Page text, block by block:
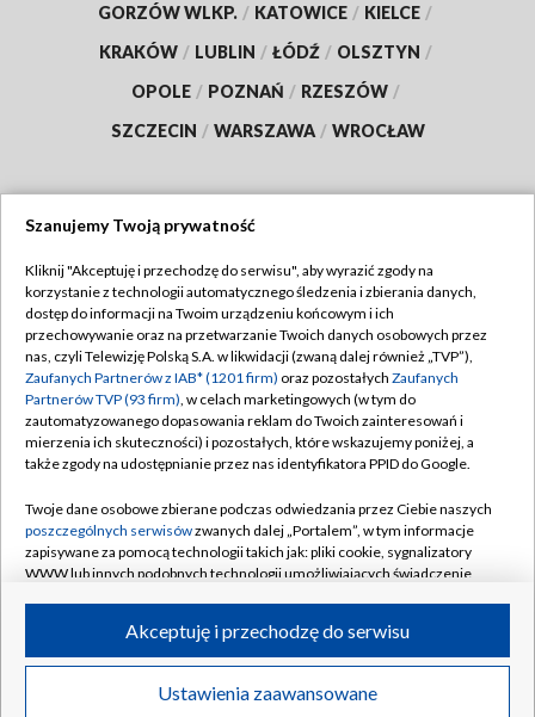
GORZÓW WLKP. / KATOWICE / KIELCE /
KRAKÓW / LUBLIN / ŁÓDŹ / OLSZTYN /
OPOLE / POZNAŃ / RZESZÓW /
SZCZECIN / WARSZAWA / WROCŁAW
TVP
Abonament TVP
Emisja w TVP
Centrum informacji TVP
Naziemna Telewizja Cyfrowa
Rada Programowa
System NOS
Informacje o nadawcy
Program dla prasy
Regulamin TVP
Polityka prywatności
Moje zgody
Pomoc
Kontakt
Kanały
©2026 Telewizja Polska S.A. w likwidacji
Szanujemy Twoją prywatność
Kliknij "Akceptuję i przechodzę do serwisu", aby wyrazić zgody na
korzystanie z technologii automatycznego śledzenia i zbierania danych,
dostęp do informacji na Twoim urządzeniu końcowym i ich
przechowywanie oraz na przetwarzanie Twoich danych osobowych przez
nas, czyli Telewizję Polską S.A. w likwidacji (zwaną dalej również „TVP”),
Zaufanych Partnerów z IAB* (1201 firm) oraz pozostałych Zaufanych
Partnerów TVP (93 firm), w celach marketingowych (w tym do
zautomatyzowanego dopasowania reklam do Twoich zainteresowań i
mierzenia ich skuteczności) i pozostałych, które wskazujemy poniżej, a
także zgody na udostępnianie przez nas identyfikatora PPID do Google.
Twoje dane osobowe zbierane podczas odwiedzania przez Ciebie naszych
poszczególnych serwisówzwanych dalej „Portalem”, w tym informacje
zapisywane za pomocą technologii takich jak: pliki cookie, sygnalizatory
WWW lub innych podobnych technologii umożliwiających świadczenie
ruchu w Internecie.
Twoje dane osobowe zbierane podczas odwiedzania przez Ciebie
poszczególnych serwisówna Portalu, takie jak adresy IP, identyfikatory
Ustawienia zaawansowane
Akceptuję i przechodzę do serwisu